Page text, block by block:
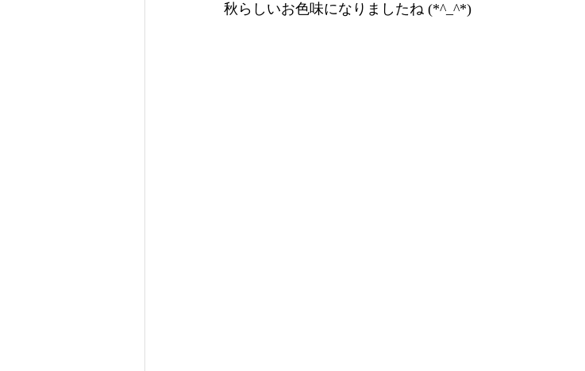
秋らしいお色味になりましたね (*^_^*)